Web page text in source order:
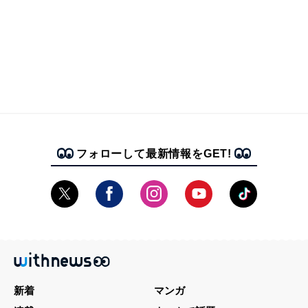
フォローして最新情報をGET!
新着
マンガ